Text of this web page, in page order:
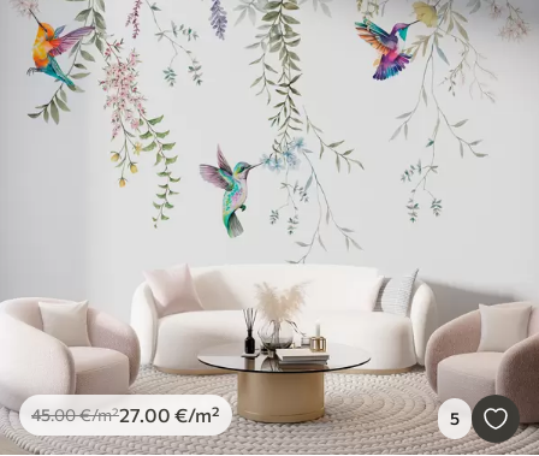
45.00€/m²27.00 €/m² 5